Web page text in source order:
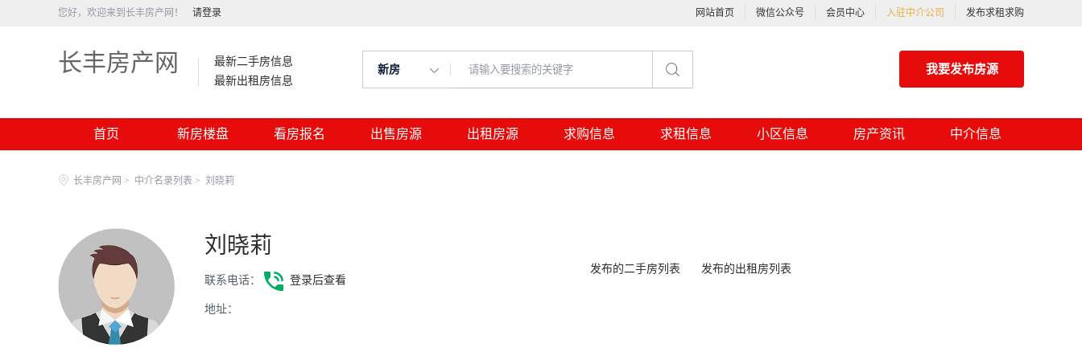
您好，欢迎来到长丰房产网！ 请登录 网站首页 微信公众号 会员中心 入驻中介公司 发布求租求购
长丰房产网
最新二手房信息
最新出租房信息
新房 我要发布房源
首页 新房楼盘 看房报名 出售房源 出租房源 求购信息 求租信息 小区信息 房产资讯 中介信息
长丰房产网 > 中介名录列表 > 刘晓莉
刘晓莉
联系电话： 登录后查看
地址：
发布的二手房列表 发布的出租房列表